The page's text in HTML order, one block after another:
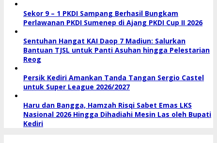
Sekor 9 – 1 PKDI Sampang Berhasil Bungkam
Perlawanan PKDI Sumenep di Ajang PKDI Cup II 2026
Sentuhan Hangat KAI Daop 7 Madiun: Salurkan
Bantuan TJSL untuk Panti Asuhan hingga Pelestarian
Reog
Persik Kediri Amankan Tanda Tangan Sergio Castel
untuk Super League 2026/2027
Haru dan Bangga, Hamzah Risqi Sabet Emas LKS
Nasional 2026 Hingga Dihadiahi Mesin Las oleh Bupati
Kediri